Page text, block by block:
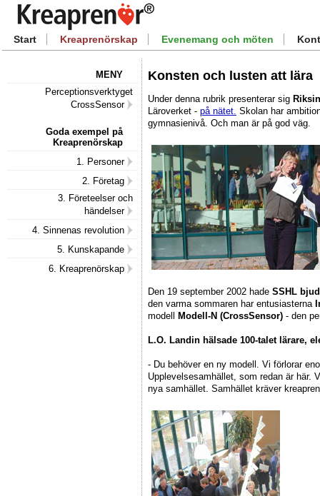
Start Kreaprenörskap Evenemang och möten
MENY
Perceptionsverktyget
CrossSensor
Goda exempel på
Kreaprenörskap
1. Personer
2. Företag
3. Företeelser och
händelser
4. Sinnenas revolution
5. Kunskapande
6. Kreaprenörskap
Konsten och lusten att lära
Under denna rubrik presenterar sig
Läroverket - på nätet. Skolan har
gymnasienivå. Och man är på god väg.
Den 19 september 2002 hade SSHL
den varma sommaren har entusiasterna
modell Modell-N (CrossSensor) - den
L.O. Landin hälsade 100-talet lärare,
- Du behöver en ny modell. Vi förlorar
Upplevelsesamhället, som redan är här.
nya samhället. Samhället kräver